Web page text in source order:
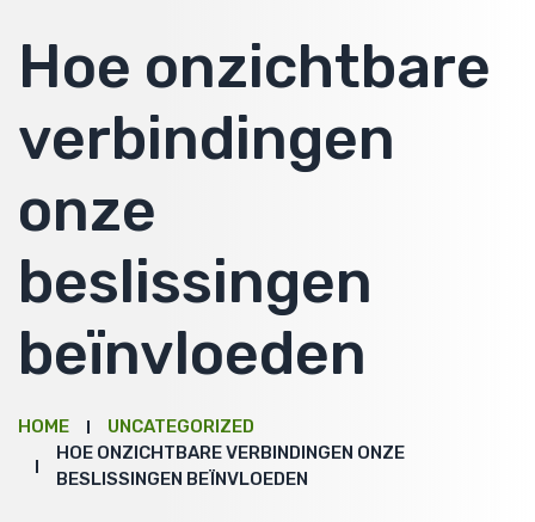
Hoe onzichtbare
verbindingen
onze
beslissingen
beïnvloeden
HOME
UNCATEGORIZED
HOE ONZICHTBARE VERBINDINGEN ONZE
BESLISSINGEN BEÏNVLOEDEN